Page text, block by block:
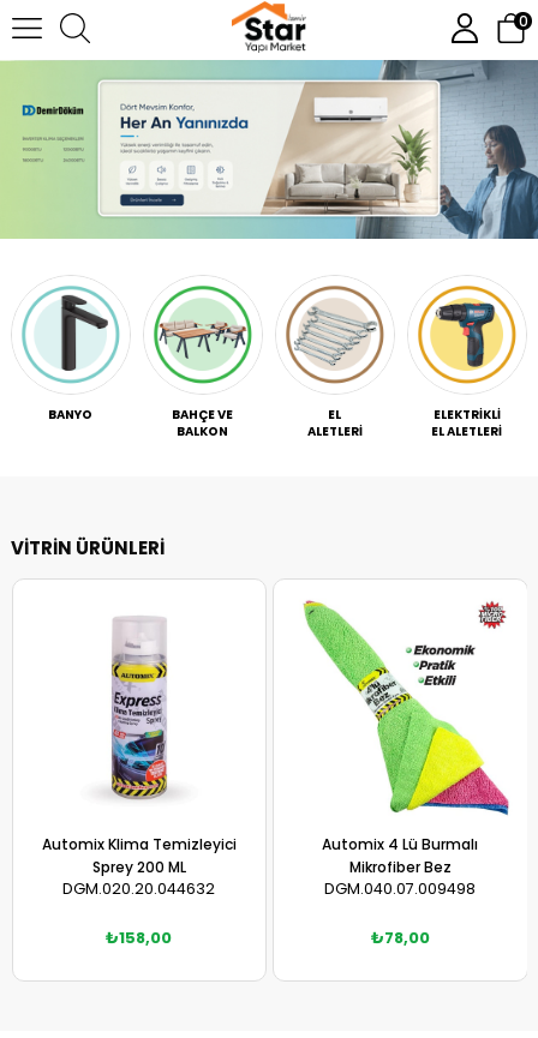
0
BANYO
BAHÇE VE
BALKON
EL
ALETLERİ
ELEKTRİKLİ
EL ALETLERİ
VİTRİN ÜRÜNLERİ
Automix 4 Lü Burmalı
Mikrofiber Bez
DGM.040.07.009498
₺78,00
G-Max Valiz Lüks Sarı Orta Boy
CRN-154584-2
₺1.501,50